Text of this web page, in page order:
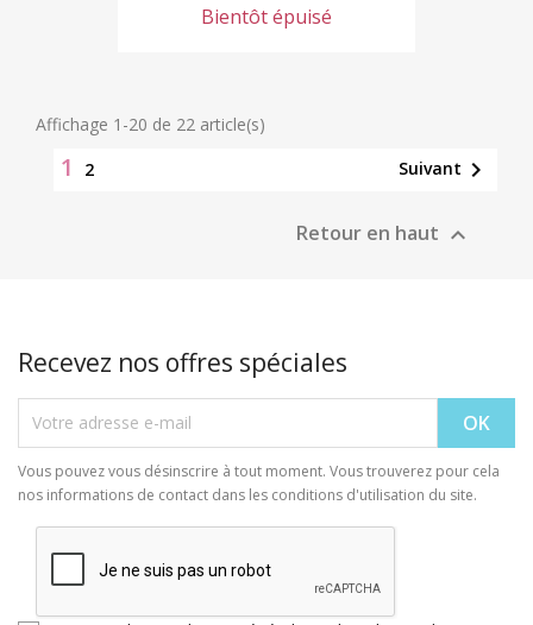
Bientôt épuisé
Affichage 1-20 de 22 article(s)
1 2 Suivant 
Retour en haut 
Recevez nos offres spéciales
Vous pouvez vous désinscrire à tout moment. Vous trouverez pour cela
nos informations de contact dans les conditions d'utilisation du site.